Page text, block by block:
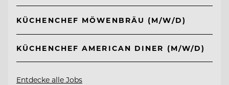
KÜCHENCHEF MÖWENBRÄU (M/W/D)
KÜCHENCHEF AMERICAN DINER (M/W/D)
Entdecke alle Jobs